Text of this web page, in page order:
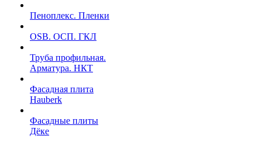
Пеноплекс. Пленки
OSB. ОСП. ГКЛ
Труба профильная.
Арматура. НКТ
Фасадная плита
Hauberk
Фасадные плиты
Дёке